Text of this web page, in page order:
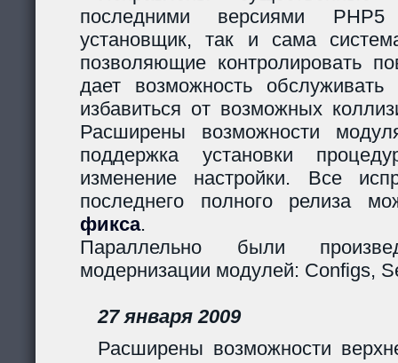
последними версиями
установщик, так и сама
позволяющие контролировать
дает возможность
избавиться от возможных
Расширены возможности
поддержка установки
изменение настройки. Все
последнего полного релиза
фикса.
Параллельно были
модернизации модулей: Configs,
27 января 2009
Расширены возможности